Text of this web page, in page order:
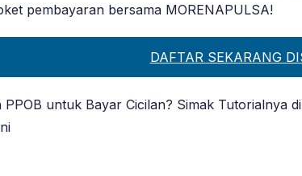
pembayaran bersama MORENAPULSA!
DAFTAR SEKARANG
untuk Bayar Cicilan? Simak Tutorialnya